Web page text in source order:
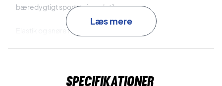
bæredygtigt sportstøj med stil.
Elastik og snøre i livet
Læs mere
Specifikationer